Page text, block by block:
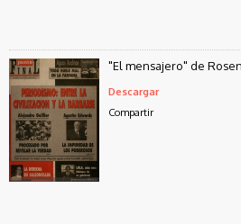
"El mensajero" de
Descargar
Compartir